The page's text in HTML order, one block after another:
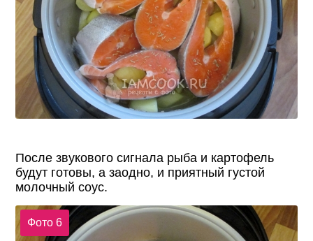
После звукового сигнала рыба и картофель
будут готовы, а заодно, и приятный густой
молочный соус.
Фото 6